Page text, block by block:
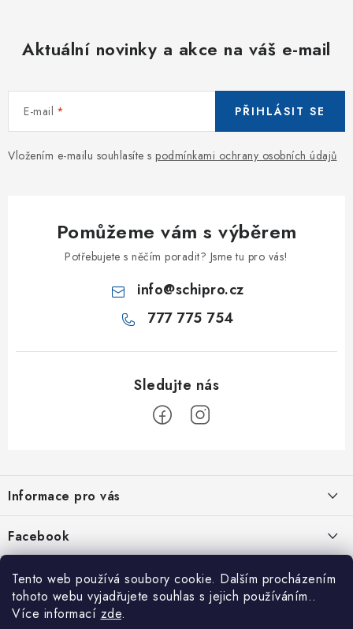
Tento web používá soubory cookie. Dalším procházením
tohoto webu vyjadřujete souhlas s jejich používáním..
Více informací zde.
Aktuální novinky a akce na váš e-mail
E-mail
Vložením e-mailu souhlasíte s podmínkami ochrany osobních údajů
PŘIHLÁSIT SE
Pomůžeme vám s výběrem
Potřebujete s něčím poradit? Jsme tu pro vás!
info@schipro.cz
777 775 754
p
a
t
Informace pro vás
Jak nakupovat
Obchodní podmínky
Podmínky ochrany osobních údajů
Reklamace
Facebook